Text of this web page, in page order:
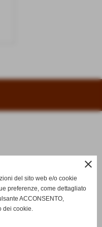
close
del sito web e/o cookie
preferenze, come dettagliato
ACCONSENTO,
dei cookie.